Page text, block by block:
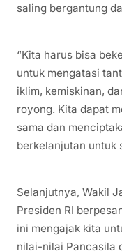
saling bergantung
“Kita harus bisa
untuk mengatasi
iklim, kemiskinan,
royong. Kita dapat
sama dan
berkelanjutan untuk
Selanjutnya, Wakil
Presiden RI
ini mengajak kita
nilai-nilai Pancasila